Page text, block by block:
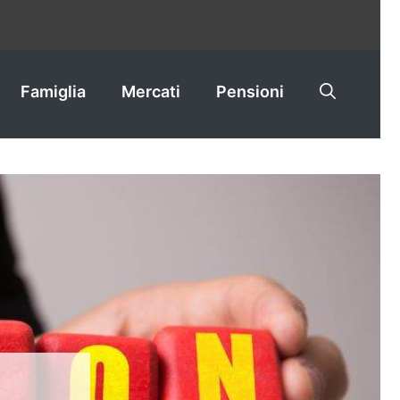
Famiglia Mercati Pensioni